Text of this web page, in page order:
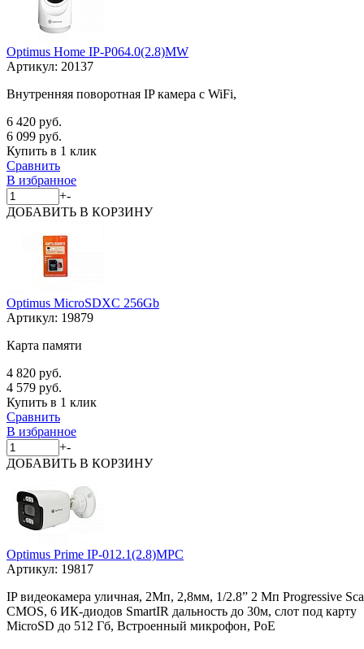
Optimus Home IP-P064.0(2.8)MW
Артикул: 20137
Внутренняя поворотная IP камера с WiFi,
6 420 руб.
6 099 руб.
Купить в 1 клик
Сравнить
В избранное
+-
ДОБАВИТЬ В КОРЗИНУ
Optimus MicroSDXC 256Gb
Артикул: 19879
Карта памяти
4 820 руб.
4 579 руб.
Купить в 1 клик
Сравнить
В избранное
+-
ДОБАВИТЬ В КОРЗИНУ
Optimus Prime IP-012.1(2.8)MPC
Артикул: 19817
IP видеокамера уличная, 2Мп, 2,8мм, 1/2.8” 2 Мп Progressive
CMOS, 6 ИК-диодов SmartIR дальность до 30м, слот под карту
MicroSD до 512 Гб, Встроенный микрофон, PoE